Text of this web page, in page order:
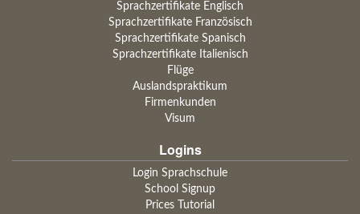
Sprachzertifikate Englisch
Sprachzertifikate Französisch
Sprachzertifikate Spanisch
Sprachzertifikate Italienisch
Flüge
Auslandspraktikum
Firmenkunden
Visum
Logins
Login Sprachschule
School Signup
Prices Tutorial